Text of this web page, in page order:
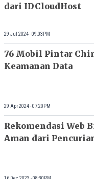
dari IDCloudHost
29 Jul 2024 - 09:03PM
76 Mobil Pintar
Keamanan Data
29 Apr 2024 - 07:20PM
Rekomendasi Web
Aman dari